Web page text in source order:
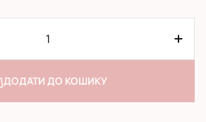
ДОДАТИ ДО КОШИКУ